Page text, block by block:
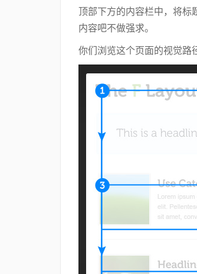
顶部下方的内容栏中，将
内容吧不做强求。
你们浏览这个页面的视觉路